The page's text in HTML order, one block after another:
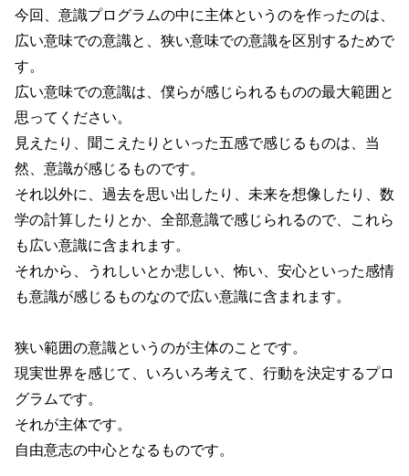
今回、意識プログラムの中に主体というのを作ったのは、
広い意味での意識と、狭い意味での意識を区別するためで
す。
広い意味での意識は、僕らが感じられるものの最大範囲と
思ってください。
見えたり、聞こえたりといった五感で感じるものは、当
然、意識が感じるものです。
それ以外に、過去を思い出したり、未来を想像したり、数
学の計算したりとか、全部意識で感じられるので、これら
も広い意識に含まれます。
それから、うれしいとか悲しい、怖い、安心といった感情
も意識が感じるものなので広い意識に含まれます。
狭い範囲の意識というのが主体のことです。
現実世界を感じて、いろいろ考えて、行動を決定するプロ
グラムです。
それが主体です。
自由意志の中心となるものです。